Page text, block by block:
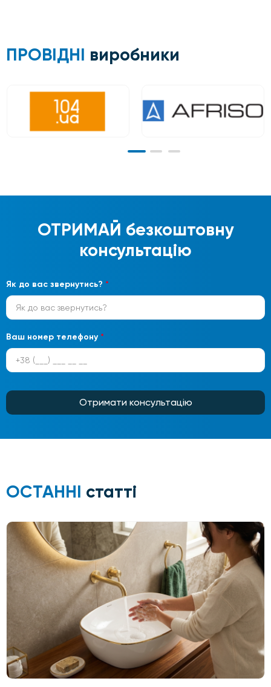
ПРОВІДНІ виробники
ОТРИМАЙ безкоштовну
консультацію
Як до вас звернутись? *
Ваш номер телефону *
Отримати консультацію
ОСТАННІ статті